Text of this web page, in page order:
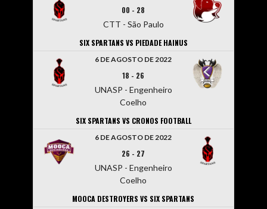
00 - 28
CTT - São Paulo
SIX SPARTANS VS PIEDADE HAINUS
6 DE AGOSTO DE 2022
18 - 26
UNASP - Engenheiro
Coelho
SIX SPARTANS VS CRONOS FOOTBALL
6 DE AGOSTO DE 2022
26 - 27
UNASP - Engenheiro
Coelho
MOOCA DESTROYERS VS SIX SPARTANS